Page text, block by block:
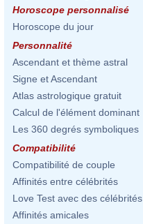
Horoscope personnalisé
Horoscope du jour
Personnalité
Ascendant et thème astral
Signe et Ascendant
Atlas astrologique gratuit
Calcul de l'élément dominant
Les 360 degrés symboliques
Compatibilité
Compatibilité de couple
Affinités entre célébrités
Love Test avec des célébrités
Affinités amicales